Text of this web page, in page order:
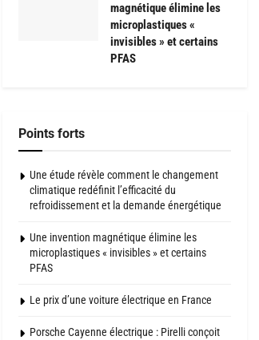
magnétique élimine les
microplastiques «
invisibles » et certains
PFAS
Points forts
Une étude révèle comment le changement
climatique redéfinit l’efficacité du
refroidissement et la demande énergétique
Une invention magnétique élimine les
microplastiques « invisibles » et certains
PFAS
Le prix d’une voiture électrique en France
Porsche Cayenne électrique : Pirelli conçoit